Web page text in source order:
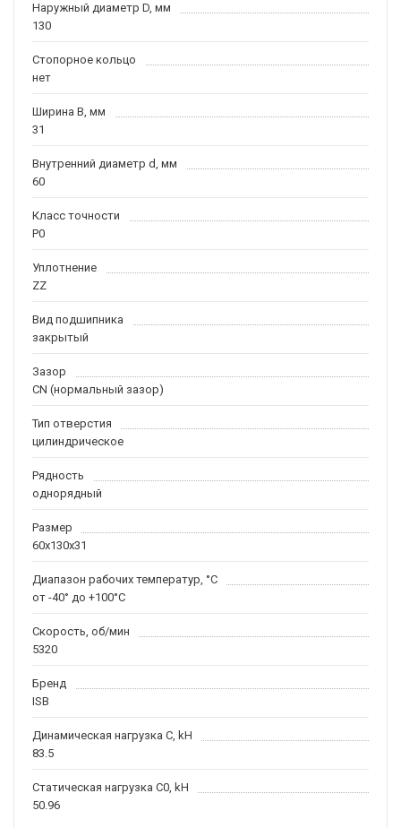
Наружный диаметр D, мм
130
Стопорное кольцо
нет
Ширина B, мм
31
Внутренний диаметр d, мм
60
Класс точности
P0
Уплотнение
ZZ
Вид подшипника
закрытый
Зазор
CN (нормальный зазор)
Тип отверстия
цилиндрическое
Рядность
однорядный
Размер
60x130x31
Диапазон рабочих температур, °C
от -40° до +100°C
Скорость, об/мин
5320
Бренд
ISB
Динамическая нагрузка C, kН
83.5
Статическая нагрузка C0, kH
50.96